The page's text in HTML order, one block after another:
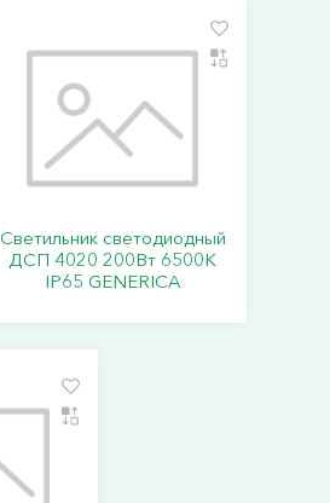
Светильник светодиодный
ДСП 4020 200Вт 6500К
IP65 GENERICA